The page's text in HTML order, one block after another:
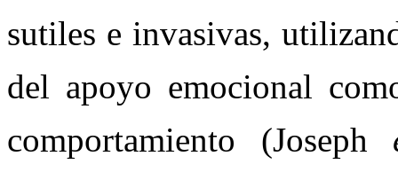
sutiles e invasivas,
del apoyo emocional
comportamiento (Joseph